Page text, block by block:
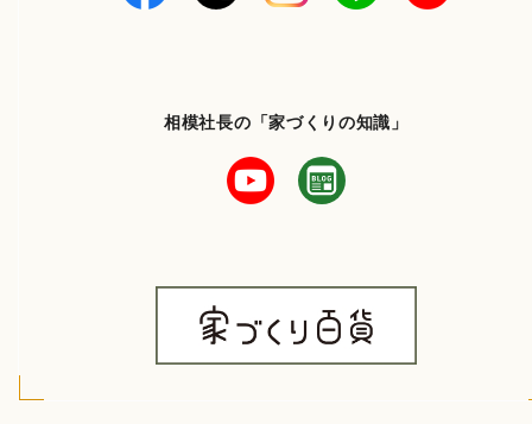
相模社長の「家づくりの知識」